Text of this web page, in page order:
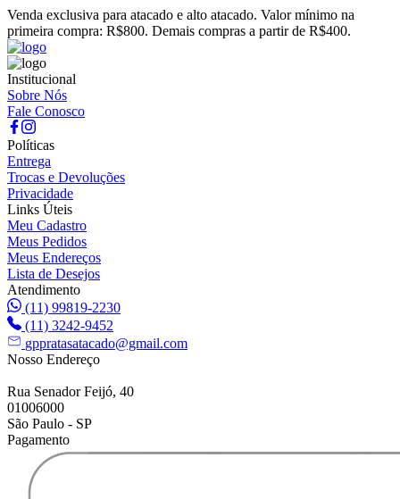
Venda exclusiva para atacado e alto atacado. Valor mínimo na
primeira compra: R$800. Demais compras a partir de R$400.
Institucional
Sobre Nós
Fale Conosco
Políticas
Entrega
Trocas e Devoluções
Privacidade
Links Úteis
Meu Cadastro
Meus Pedidos
Meus Endereços
Lista de Desejos
Atendimento
(11) 99819-2230
(11) 3242-9452
gppratasatacado@gmail.com
Nosso Endereço
Rua Senador Feijó, 40
01006000
São Paulo - SP
Pagamento